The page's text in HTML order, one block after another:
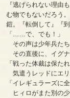
『逃げられない理
む物でもないだろう
鎧。『転倒して』『
「……で、でも！」
その声は少年兵たち
その直後に、イグナ
「戦った体裁は保
気遣うレッドにエリ
「イレギュラーズに
ヒィロがまた別の少